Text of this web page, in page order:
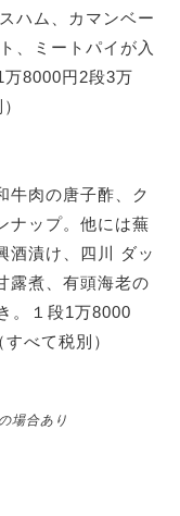
ハム、カマンベー
、ミートパイが入
8000円2段3万
牛肉の唐子酢、ク
ナップ。他には蕪
酒漬け、四川 ダッ
露煮、有頭海老の
。１段1万8000
べて税別）
場合あり